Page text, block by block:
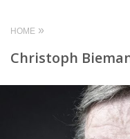
HOME
Christoph